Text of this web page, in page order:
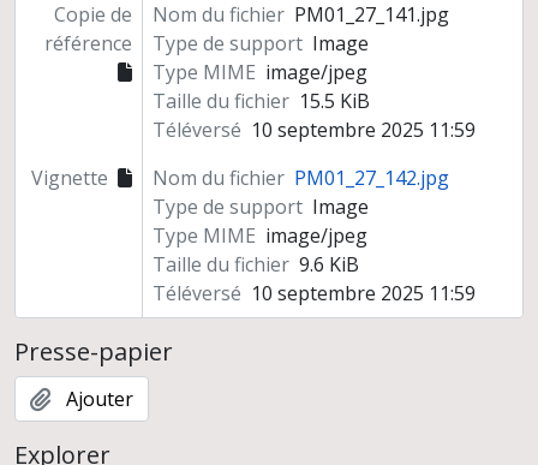
Copie de
référence
Nom du fichier PM01_27_141.jpg
Type de support Image
Type MIME image/jpeg
Taille du fichier 15.5 KiB
Téléversé 10 septembre 2025 11:59
Vignette
Nom du fichier PM01_27_142.jpg
Type de support Image
Type MIME image/jpeg
Taille du fichier 9.6 KiB
Téléversé 10 septembre 2025 11:59
Presse-papier
Ajouter
Explorer